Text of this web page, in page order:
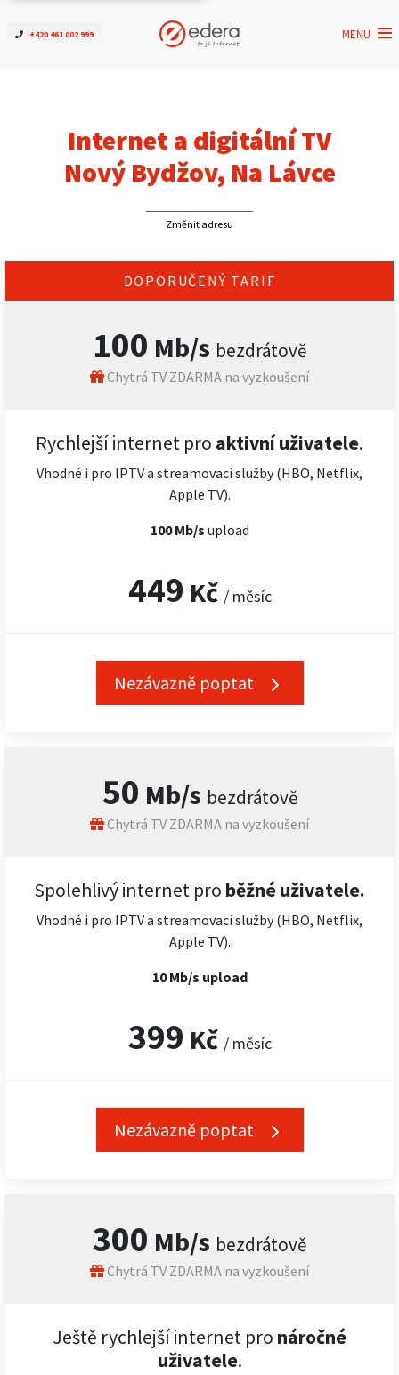
+420 461 002 999 MENU
Ověřit dostupnost
ČEZNET TV
Pro firmy
Internet a digitální TV
Nový Bydžov, Na Lávce
Změnit adresu
50 Mb/s bezdrátově
Chytrá TV ZDARMA na vyzkoušení
Spolehlivý internet pro běžné uživatele.
Vhodné i pro IPTV a streamovací služby (HBO, Netflix,
Apple TV).
10 Mb/s upload
399 Kč / měsíc
Nezávazně poptat
DOPORUČENÝ TARIF
100 Mb/s bezdrátově
Chytrá TV ZDARMA na vyzkoušení
Rychlejší internet pro aktivní uživatele.
Vhodné i pro IPTV a streamovací služby (HBO, Netflix,
Apple TV).
100 Mb/s upload
449 Kč / měsíc
Nezávazně poptat
300 Mb/s bezdrátově
Chytrá TV ZDARMA na vyzkoušení
Ještě rychlejší internet pro náročné
uživatele.